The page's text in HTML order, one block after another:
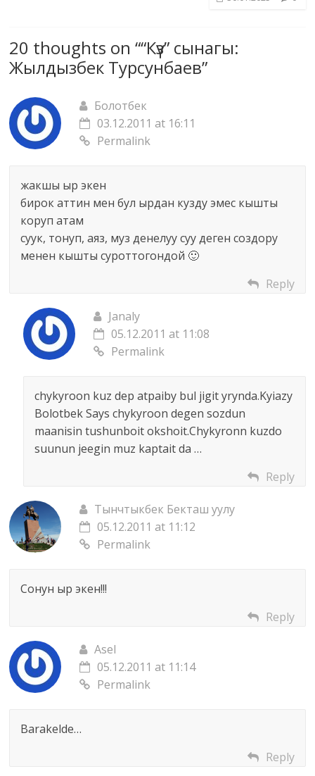
20 thoughts on ““Күз” сынагы:
Жылдызбек Турсунбаев”
Болотбек
03.12.2011 at 16:11
Permalink
жакшы ыр экен
бирок аттин мен бул ырдан кузду эмес кышты
коруп атам
суук, тонуп, аяз, муз денелуу суу деген создору
менен кышты суроттогондой 🙂
Reply
Janaly
05.12.2011 at 11:08
Permalink
chykyroon kuz dep atpaiby bul jigit yrynda.Kyiazy
Bolotbek Says chykyroon degen sozdun
maanisin tushunboit okshoit.Chykyronn kuzdo
suunun jeegin muz kaptait da …
Reply
Тынчтыкбек Бекташ уулу
05.12.2011 at 11:12
Permalink
Сонун ыр экен!!!
Reply
Asel
05.12.2011 at 11:14
Permalink
Barakelde…
Reply